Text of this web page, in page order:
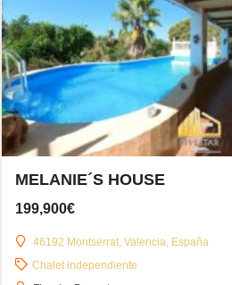
MELANIE´S HOUSE
199,900€
46192 Montserrat, Valencia, España
Chalet independiente